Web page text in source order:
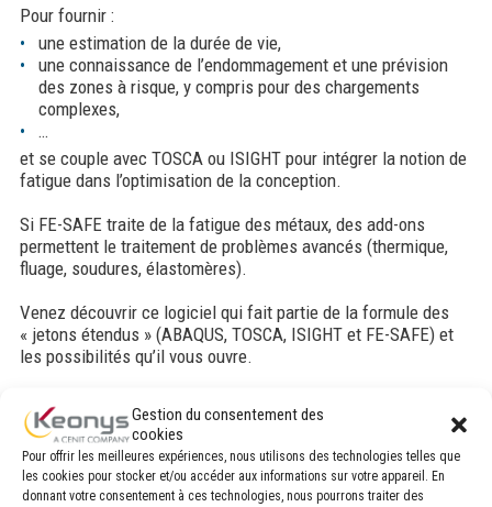
Gestion du consentement des
cookies
Pour offrir les meilleures expériences, nous utilisons des technologies telles que
les cookies pour stocker et/ou accéder aux informations sur votre appareil. En
donnant votre consentement à ces technologies, nous pourrons traiter des
Pour fournir :
une estimation de la durée de vie,
une connaissance de l’endommagement et une prévision
des zones à risque, y compris pour des chargements
complexes,
…
et se couple avec TOSCA ou ISIGHT pour intégrer la notion de
fatigue dans l’optimisation de la conception.
Si FE-SAFE traite de la fatigue des métaux, des add-ons
permettent le traitement de problèmes avancés (thermique,
fluage, soudures, élastomères).
Venez découvrir ce logiciel qui fait partie de la formule des
« jetons étendus » (ABAQUS, TOSCA, ISIGHT et FE-SAFE) et
les possibilités qu’il vous ouvre.
REPLAY - WEBINAIRE - Evaluer la durée de vie
de vos structures avec FE-SAFE